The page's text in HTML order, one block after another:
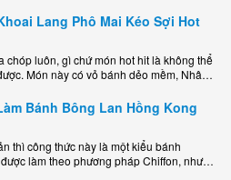
Lang Phô Mai Kéo Sợi Hot
chóp luôn, gì chứ món hot hit là không thể
Món này có vỏ bánh dẻo mềm, Nhân
Bánh Bông Lan Hồng Kong
thì công thức này là một kiểu bánh
làm theo phương pháp Chiffon, nhưng